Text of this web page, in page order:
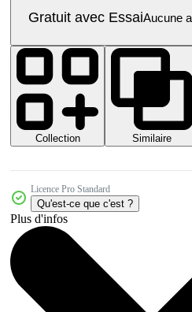
Gratuit avec EssaiAucune
Collection
Similaire
Licence Pro Standard
Qu'est-ce que c'est ?
Plus d'infos